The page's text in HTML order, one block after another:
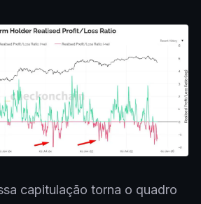
capitulação torna o quadro